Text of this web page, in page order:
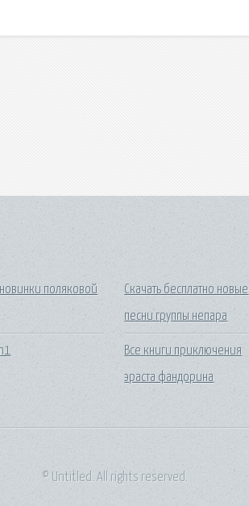
новинки поляковой
Скачать бесплатно новые
песни группы непара
Все книги приключения
эраста фандорина
© Untitled. All rights reserved.